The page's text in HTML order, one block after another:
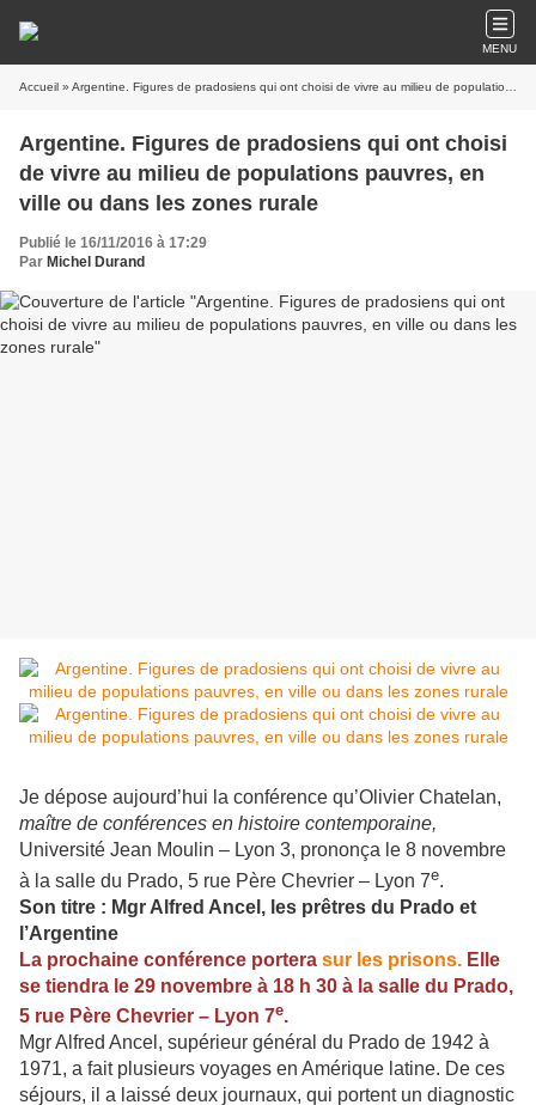
MENU
Accueil » Argentine. Figures de pradosiens qui ont choisi de vivre au milieu de populations pauvres, en ville ou dans les zones rurale
Argentine. Figures de pradosiens qui ont choisi
de vivre au milieu de populations pauvres, en
ville ou dans les zones rurale
Publié le 16/11/2016 à 17:29
Par Michel Durand
Je dépose aujourd’hui la conférence qu’Olivier Chatelan,
maître de conférences en histoire contemporaine,
Université Jean Moulin – Lyon 3, prononça le 8 novembre
à la salle du Prado, 5 rue Père Chevrier – Lyon 7e.
Son titre : Mgr Alfred Ancel, les prêtres du Prado et
l’Argentine
La prochaine conférence portera sur les prisons. Elle
se tiendra le 29 novembre à 18 h 30 à la salle du Prado,
5 rue Père Chevrier – Lyon 7e.
Mgr Alfred Ancel, supérieur général du Prado de 1942 à
1971, a fait plusieurs voyages en Amérique latine. De ces
séjours, il a laissé deux journaux, qui portent un diagnostic